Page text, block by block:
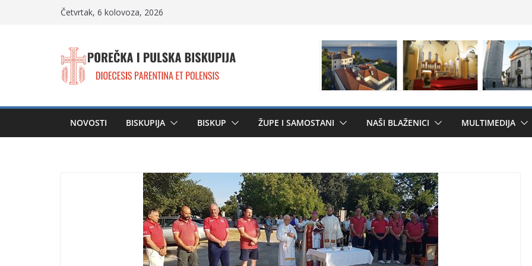
Četvrtak, 6 kolovoza, 2026
NOVOSTI BISKUPIJA BISKUP ŽUPE I SAMOSTANI NAŠI BLAŽENICI MULTIMEDIJA